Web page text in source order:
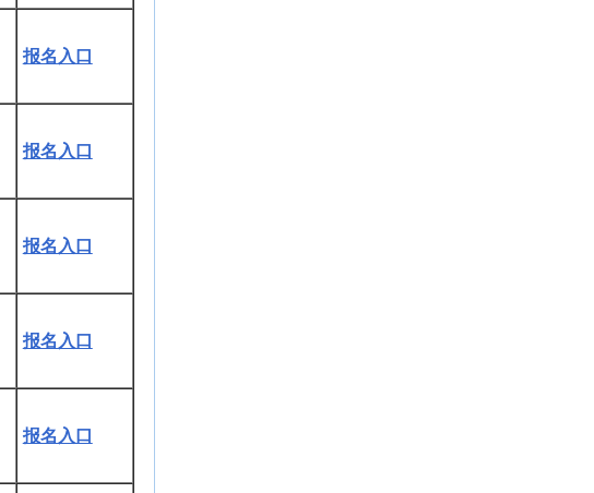
报名入口
报名入口
报名入口
报名入口
报名入口